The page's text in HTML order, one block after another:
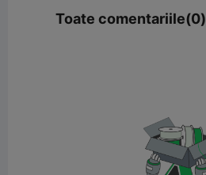
Toate comentariile(0)